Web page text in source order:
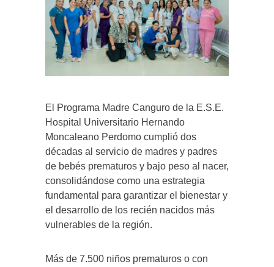
El Programa Madre Canguro de la E.S.E.
Hospital Universitario Hernando
Moncaleano Perdomo cumplió dos
décadas al servicio de madres y padres
de bebés prematuros y bajo peso al nacer,
consolidándose como una estrategia
fundamental para garantizar el bienestar y
el desarrollo de los recién nacidos más
vulnerables de la región.
Más de 7.500 niños prematuros o con